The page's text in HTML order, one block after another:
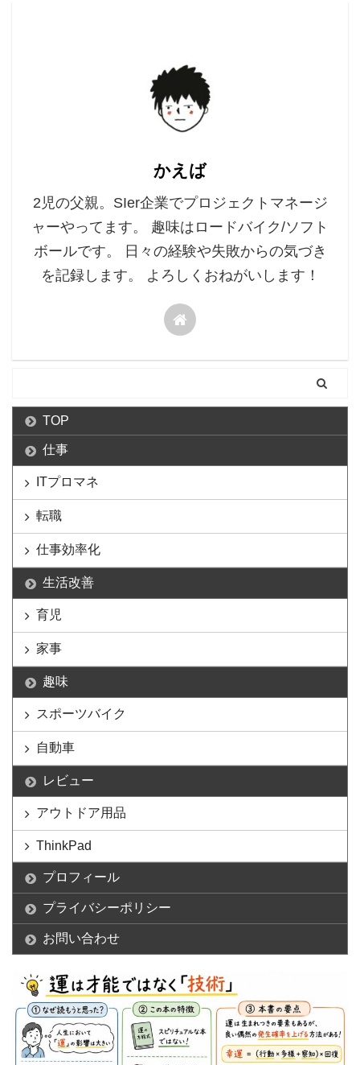
かえば
2児の父親。SIer企業でプロジェクトマネージ
ャーやってます。 趣味はロードバイク/ソフト
ボールです。 日々の経験や失敗からの気づき
を記録します。 よろしくおねがいします！
TOP
仕事
ITプロマネ
転職
仕事効率化
生活改善
育児
家事
趣味
スポーツバイク
自動車
レビュー
アウトドア用品
ThinkPad
プロフィール
プライバシーポリシー
お問い合わせ